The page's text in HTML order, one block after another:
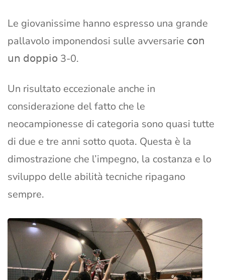
Le giovanissime hanno espresso una grande
pallavolo imponendosi sulle avversarie 𝖼𝗈𝗇
𝗎𝗇 𝖽𝗈𝗉𝗉𝗂𝗈 3-0.
Un risultato eccezionale anche in
considerazione del fatto che le
neocampionesse di categoria sono quasi tutte
di due e tre anni sotto quota. Questa è la
dimostrazione che l’impegno, la costanza e lo
sviluppo delle abilità tecniche ripagano
sempre.